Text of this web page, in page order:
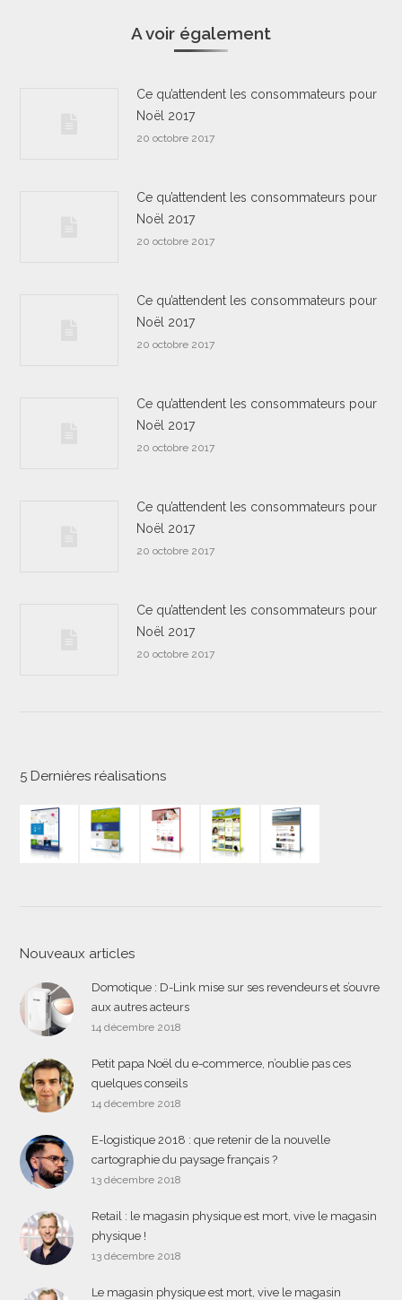
A voir également
Ce qu’attendent les consommateurs pour
Noël 2017
20 octobre 2017
Ce qu’attendent les consommateurs pour
Noël 2017
20 octobre 2017
Ce qu’attendent les consommateurs pour
Noël 2017
20 octobre 2017
Ce qu’attendent les consommateurs pour
Noël 2017
20 octobre 2017
Ce qu’attendent les consommateurs pour
Noël 2017
20 octobre 2017
Ce qu’attendent les consommateurs pour
Noël 2017
20 octobre 2017
5 Dernières réalisations
Nouveaux articles
Domotique : D-Link mise sur ses revendeurs et s’ouvre
aux autres acteurs
14 décembre 2018
Petit papa Noël du e-commerce, n’oublie pas ces
quelques conseils
14 décembre 2018
E-logistique 2018 : que retenir de la nouvelle
cartographie du paysage français ?
13 décembre 2018
Retail : le magasin physique est mort, vive le magasin
physique !
13 décembre 2018
Le magasin physique est mort, vive le magasin